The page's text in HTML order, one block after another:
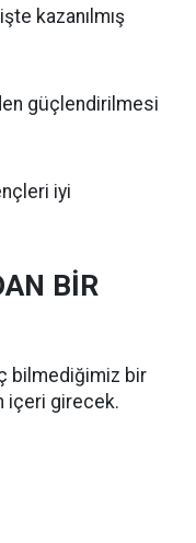
kazanılmış
güçlendirilmesi
iyi
BİR
bilmediğimiz bir
içeri girecek.